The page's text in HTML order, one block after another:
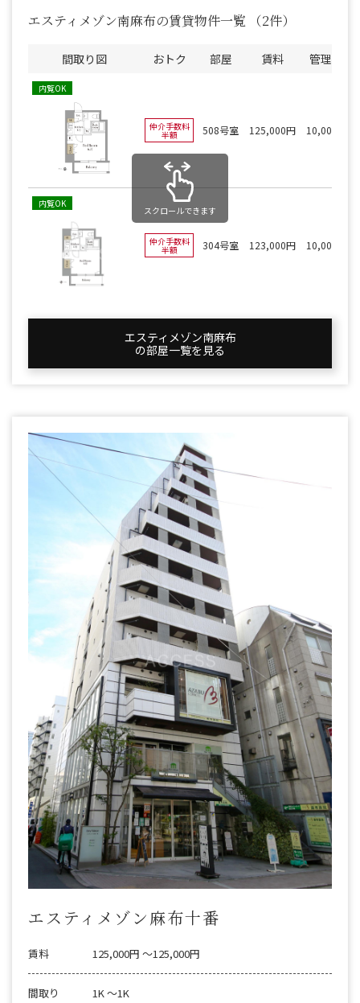
エスティメゾン南麻布の賃貸物件一覧 （2件）
間取り図 おトク 部屋 賃料 管理費
内覧OK
仲介手数料
半額 508号室 125,000円 10,000円
内覧OK
仲介手数料
半額 304号室 123,000円 10,000円
スクロールできます
エスティメゾン南麻布
の部屋一覧を⾒る
エスティメゾン麻布十番
賃料 125,000円 〜125,000円
間取り 1K 〜1K